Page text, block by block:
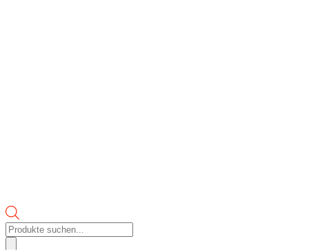
Products
search